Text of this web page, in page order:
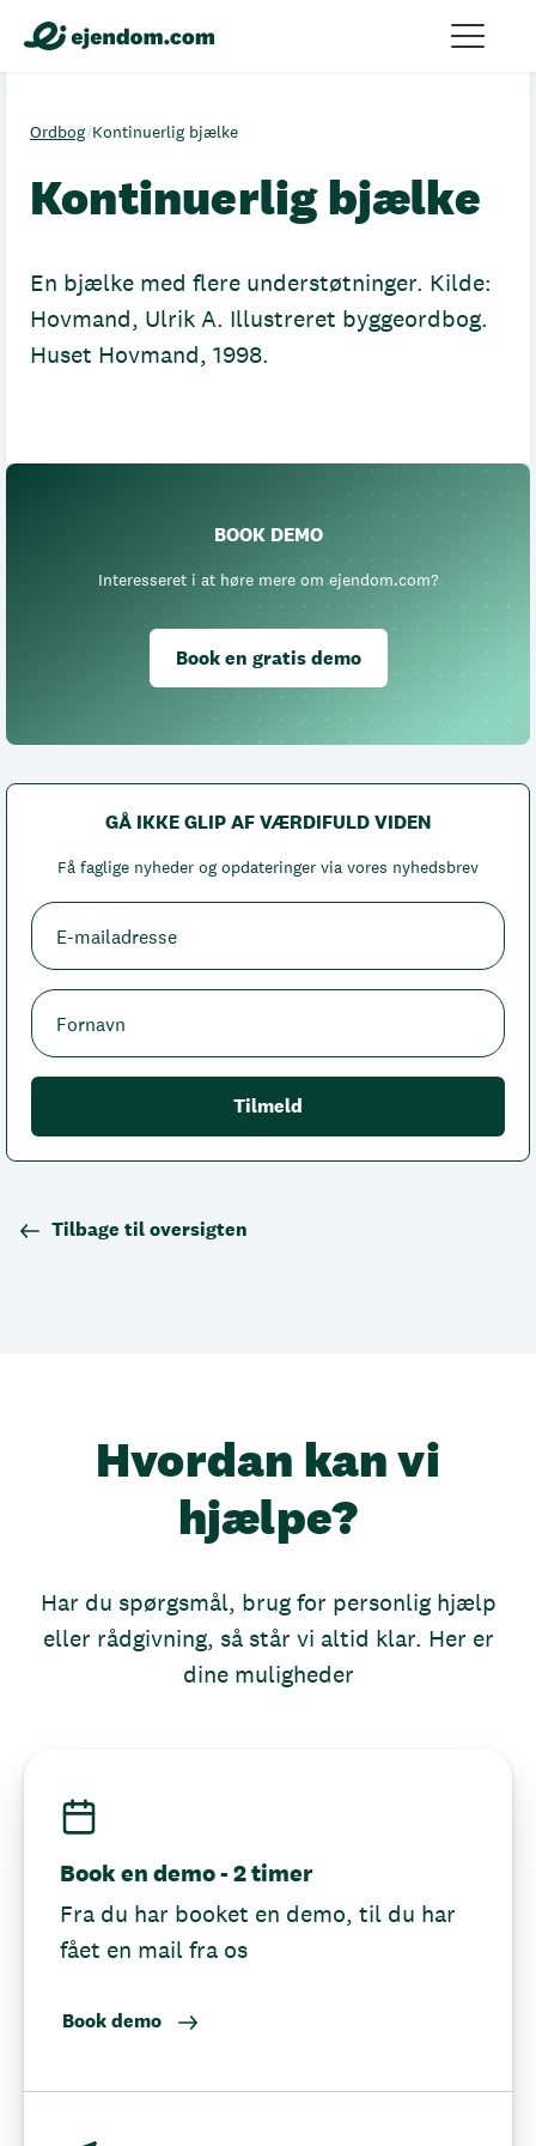
Ordbog/Kontinuerlig bjælke
Kontinuerlig bjælke
En bjælke med flere understøtninger. Kilde:
Hovmand, Ulrik A. Illustreret byggeordbog.
Huset Hovmand, 1998.
BOOK DEMO
Interesseret i at høre mere om ejendom.com?
Book en gratis demo
GÅ IKKE GLIP AF VÆRDIFULD VIDEN
Få faglige nyheder og opdateringer via vores nyhedsbrev
Tilbage til oversigten
Hvordan kan vi
hjælpe?
Har du spørgsmål, brug for personlig hjælp
eller rådgivning, så står vi altid klar. Her er
dine muligheder
Book en demo - 2 timer
Fra du har booket en demo, til du har
fået en mail fra os
Book demo